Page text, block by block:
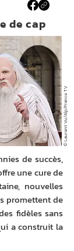
de cap
© Laurent Vu/Alp/France TV
de succès,
une cure de
nouvelles
promettent de
fidèles sans
a construit la